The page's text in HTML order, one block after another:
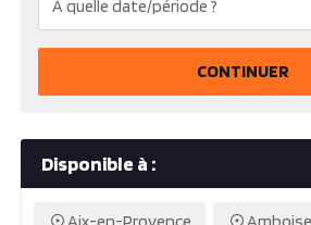
CONTINUER
Disponible à :